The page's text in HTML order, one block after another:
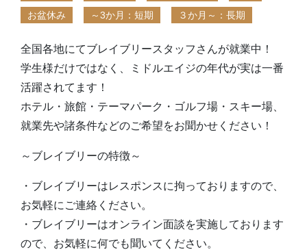
お盆休み
～3か月：短期 ３か月～：長期
全国各地にてブレイブリースタッフさんが就業中！
学生様だけではなく、ミドルエイジの年代が実は一番
活躍されてます！
ホテル・旅館・テーマパーク・ゴルフ場・スキー場、
就業先や諸条件などのご希望をお聞かせください！
～ブレイブリーの特徴～
・ブレイブリーはレスポンスに拘っておりますので、
お気軽にご連絡ください。
・ブレイブリーはオンライン面談を実施しております
ので、お気軽に何でも聞いてください。